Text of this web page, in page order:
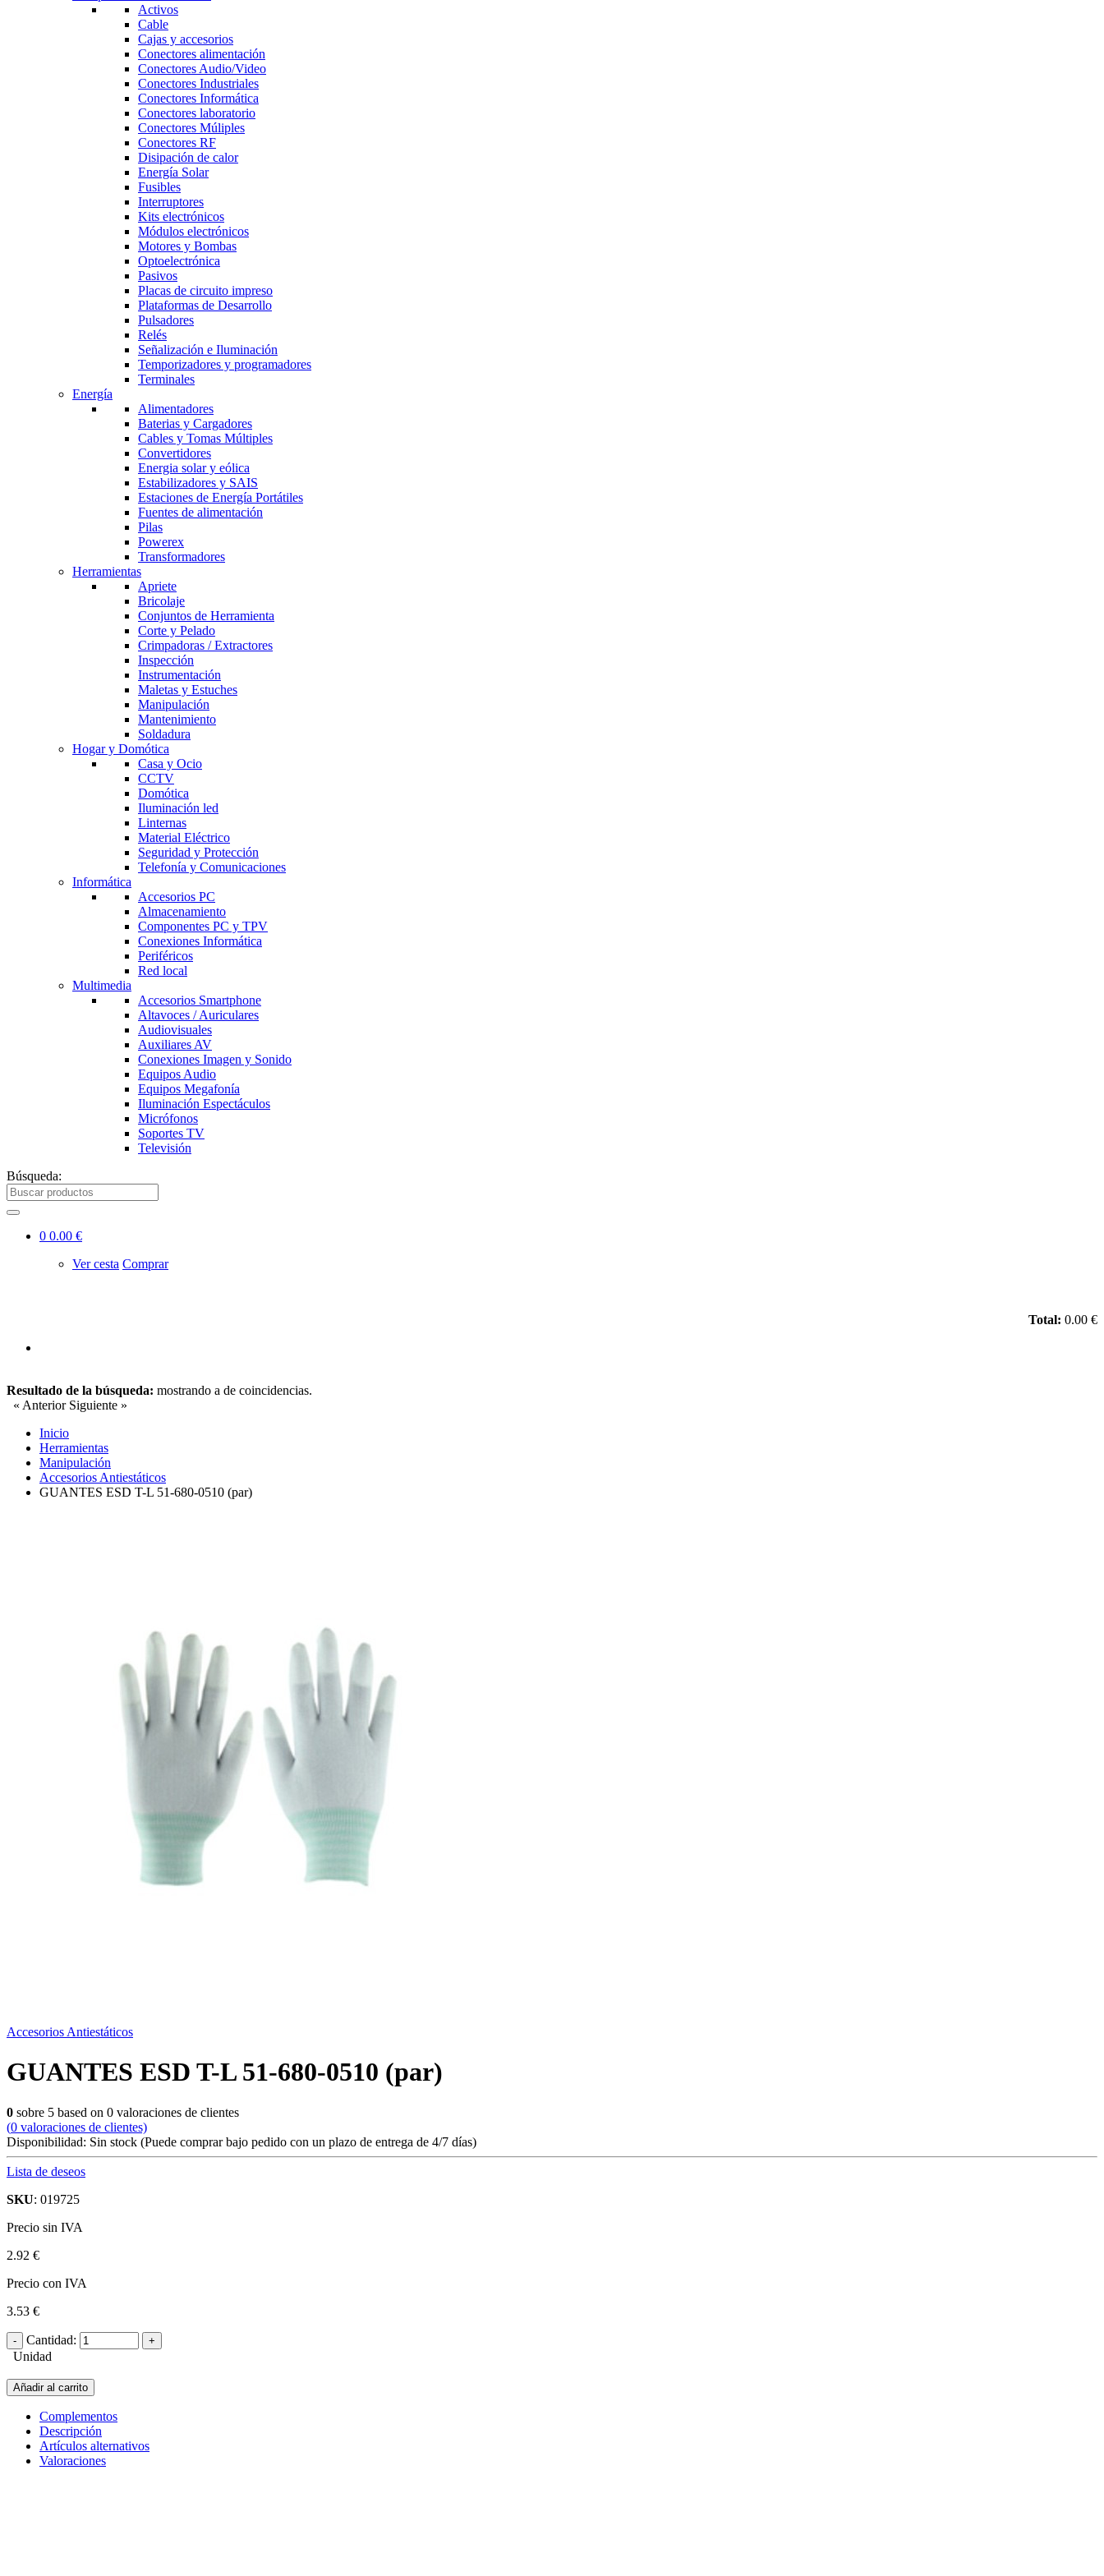
Activos
Cable
Cajas y accesorios
Conectores alimentación
Conectores Audio/Video
Conectores Industriales
Conectores Informática
Conectores laboratorio
Conectores Múliples
Conectores RF
Disipación de calor
Energía Solar
Fusibles
Interruptores
Kits electrónicos
Módulos electrónicos
Motores y Bombas
Optoelectrónica
Pasivos
Placas de circuito impreso
Plataformas de Desarrollo
Pulsadores
Relés
Señalización e Iluminación
Temporizadores y programadores
Terminales
Energía
Alimentadores
Baterias y Cargadores
Cables y Tomas Múltiples
Convertidores
Energia solar y eólica
Estabilizadores y SAIS
Estaciones de Energía Portátiles
Fuentes de alimentación
Pilas
Powerex
Transformadores
Herramientas
Apriete
Bricolaje
Conjuntos de Herramienta
Corte y Pelado
Crimpadoras / Extractores
Inspección
Instrumentación
Maletas y Estuches
Manipulación
Mantenimiento
Soldadura
Hogar y Domótica
Casa y Ocio
CCTV
Domótica
Iluminación led
Linternas
Material Eléctrico
Seguridad y Protección
Telefonía y Comunicaciones
Informática
Accesorios PC
Almacenamiento
Componentes PC y TPV
Conexiones Informática
Periféricos
Red local
Multimedia
Accesorios Smartphone
Altavoces / Auriculares
Audiovisuales
Auxiliares AV
Conexiones Imagen y Sonido
Equipos Audio
Equipos Megafonía
Iluminación Espectáculos
Micrófonos
Soportes TV
Televisión
Búsqueda:
0 0.00 €
Ver cesta Comprar
Total: 0.00 €
Resultado de la búsqueda: mostrando a de coincidencias.
« Anterior Siguiente »
Inicio
Herramientas
Manipulación
Accesorios Antiestáticos
GUANTES ESD T-L 51-680-0510 (par)
Accesorios Antiestáticos
GUANTES ESD T-L 51-680-0510 (par)
0 sobre 5 based on 0 valoraciones de clientes
(0 valoraciones de clientes)
Disponibilidad: Sin stock (Puede comprar bajo pedido con un plazo de entrega de 4/7 días)
Lista de deseos
SKU: 019725
Precio sin IVA
2.92 €
Precio con IVA
3.53 €
Cantidad:
Unidad
Añadir al carrito
Complementos
Descripción
Artículos alternativos
Valoraciones